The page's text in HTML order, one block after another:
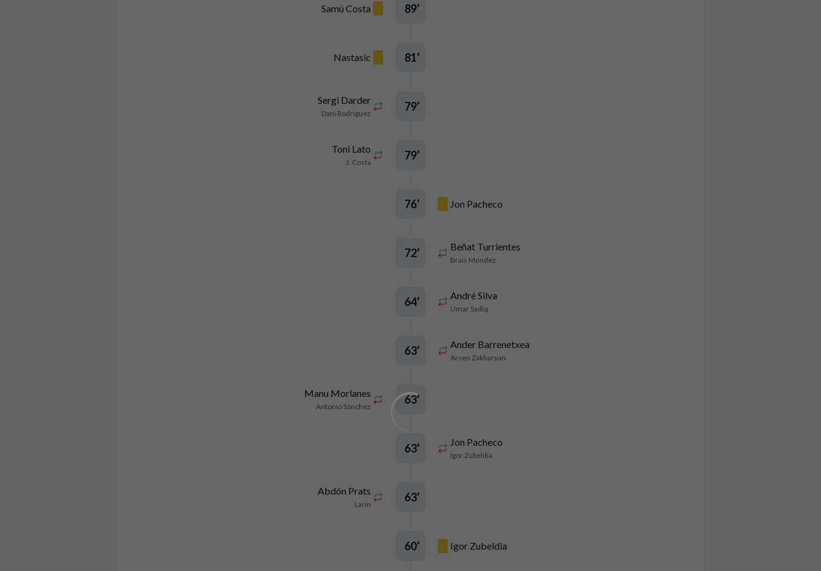
Samú Costa 89’
Nastasic 81’
Sergi Darder
Dani Rodríguez
79’
Toni Lato
J. Costa
79’
Jon Pacheco
76’
Beñat Turrientes
Brais Méndez
72’
André Silva
Umar Sadiq
64’
Ander Barrenetxea
Arsen Zakharyan
63’
Manu Morlanes
Antonio Sánchez
63’
Jon Pacheco
Igor Zubeldia
63’
Abdón Prats
Larin
63’
Igor Zubeldia
60’